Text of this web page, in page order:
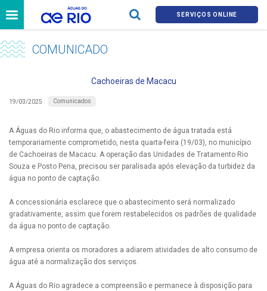
SERVIÇOS ONLINE
COMUNICADO
Cachoeiras de Macacu
19/03/2025 Comunicados
A Águas do Rio informa que, o abastecimento de água tratada está
temporariamente comprometido, nesta quarta-feira (19/03), no município
de Cachoeiras de Macacu. A operação das Unidades de Tratamento Rio
Souza e Posto Pena, precisou ser paralisada após elevação da turbidez da
água no ponto de captação.
A concessionária esclarece que o abastecimento será normalizado
gradativamente, assim que forem restabelecidos os padrões de qualidade
da água no ponto de captação.
A empresa orienta os moradores a adiarem atividades de alto consumo de
água até a normalização dos serviços.
A Águas do Rio agradece a compreensão e permanece à disposição para